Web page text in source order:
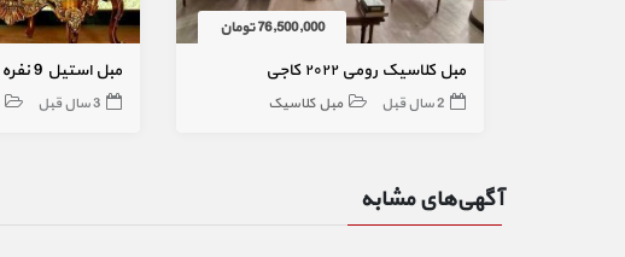
76,500,000 تومان
مبل کلاسیک رومی ۲۰۲۲ کاجی
2 سال قبل مبل کلاسیک 3 سال قبل
آگهی‌های مشابه